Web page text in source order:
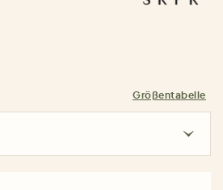
Größentabelle